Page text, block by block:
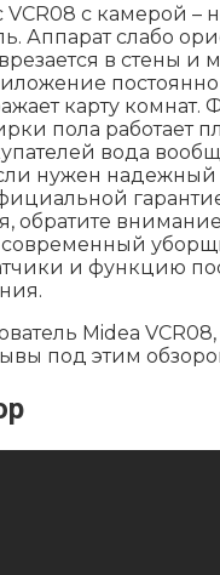
с камерой –
Аппарат слабо
в стены и
постоянно
карту комнат.
пола работает
вода
нужен
обратите
современный
и функцию
Midea
под этим